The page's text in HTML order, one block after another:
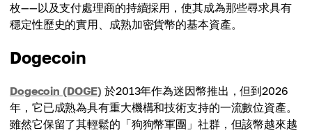
枚——以及支付處理商的持續採用，使其成為那些尋求具有
穩定性歷史的實用、成熟加密貨幣的基本資產。
Dogecoin
Dogecoin (DOGE) 於2013年作為迷因幣推出，但到2026
年，它已成熟為具有重大機構和技術支持的一流數位資產。
雖然它保留了其輕鬆的「狗狗幣軍團」社群，但該幣越來越